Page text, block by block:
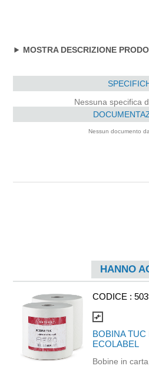
MOSTRA DESCRIZIONE
Nessuna specifica
Nessun documento
HANNO
CODICE :
compare_arrows
BOBINA TUC
ECOLABEL
Bobine in